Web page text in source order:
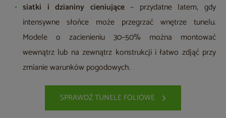
siatki i dzianiny cieniujące– przydatne latem, gdy
intensywne słońce może przegrzać wnętrze tunelu.
Modele o zacienieniu 30–50% można montować
wewnątrz lub na zewnątrz konstrukcji i łatwo zdjąć przy
zmianie warunków pogodowych.
SPRAWDŹ TUNELE FOLIOWE